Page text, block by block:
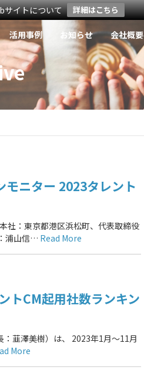
サイトについて 詳細はこちら
活用事例 お知らせ 会社概要
モニター 2023タレント
社：東京都港区浜松町、代表取締役
浦山信… Read More
トCM起用社数ランキン
韮澤美樹）は、 2023年1月～11月
More